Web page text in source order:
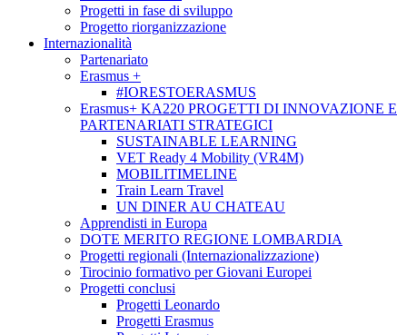
Progetti in fase di sviluppo
Progetto riorganizzazione
Internazionalità
Partenariato
Erasmus +
#IORESTOERASMUS
Erasmus+ KA220 PROGETTI DI INNOVAZIONE E
PARTENARIATI STRATEGICI
SUSTAINABLE LEARNING
VET Ready 4 Mobility (VR4M)
MOBILITIMELINE
Train Learn Travel
UN DINER AU CHATEAU
Apprendisti in Europa
DOTE MERITO REGIONE LOMBARDIA
Progetti regionali (Internazionalizzazione)
Tirocinio formativo per Giovani Europei
Progetti conclusi
Progetti Leonardo
Progetti Erasmus